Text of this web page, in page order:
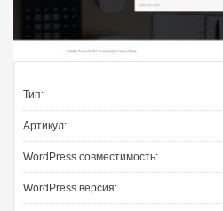
Тип:
Артикул:
WordPress совместимость:
WordPress версия: